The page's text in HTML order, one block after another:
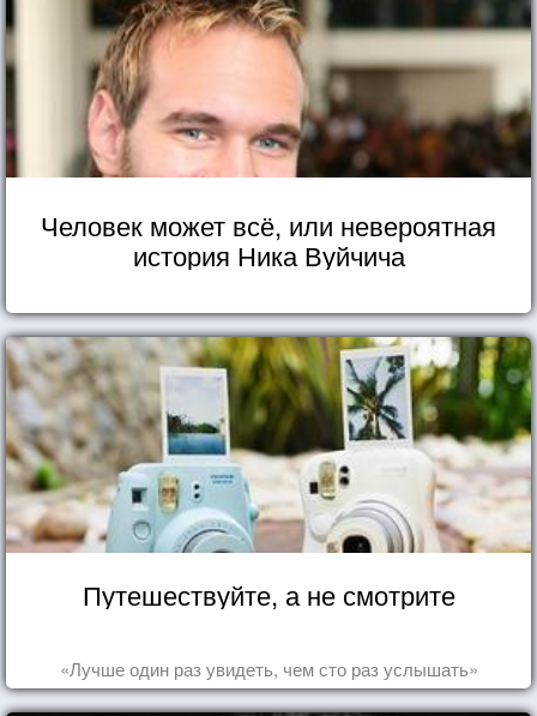
Человек может всё, или невероятная
история Ника Вуйчича
Путешествуйте, а не смотрите
«Лучше один раз увидеть, чем сто раз услышать»